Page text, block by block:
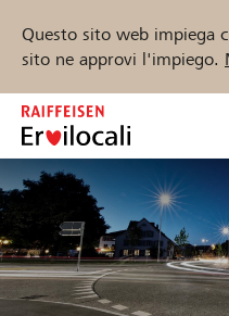
Questo sito web impiega
sito ne approvi l'impiego.
Zum
Inhalt
springen